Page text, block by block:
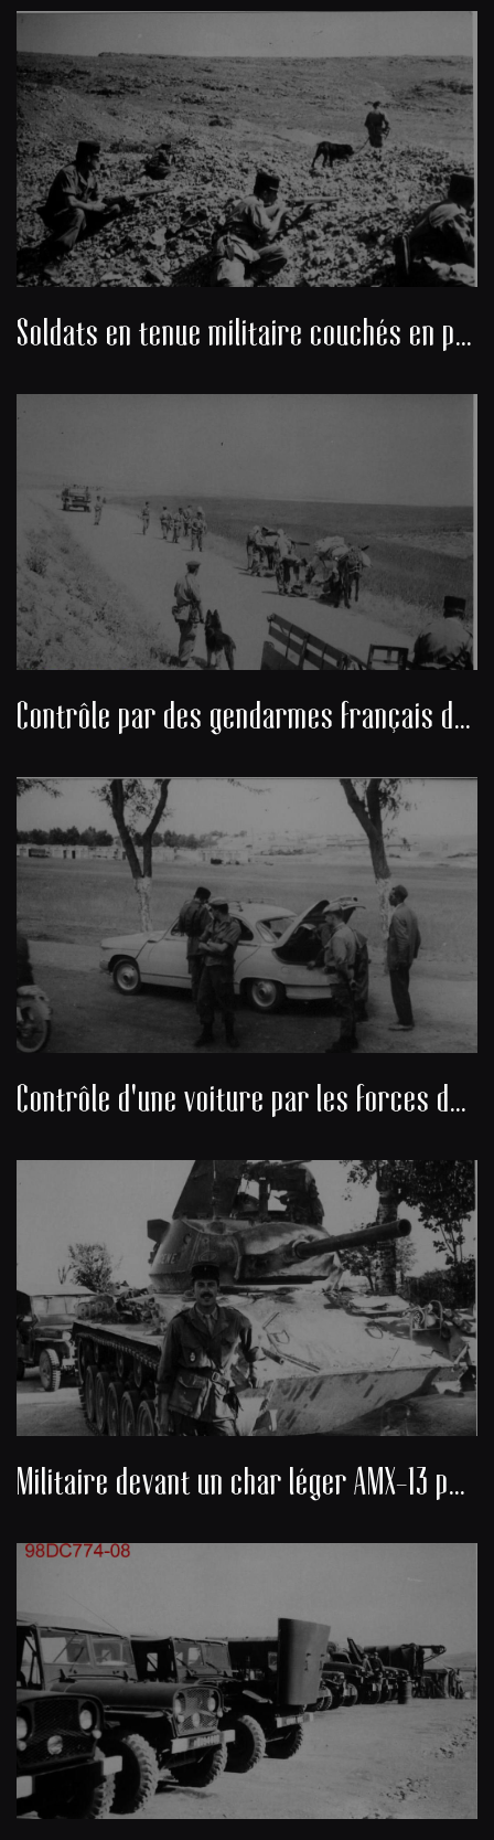
Soldats en tenue militaire couchés en position de tir dans le désert
Contrôle par des gendarmes français de marchandises transportées par des algériens
Contrôle d'une voiture par les forces de l’ordre sur une route d'Algérie
Militaire devant un char léger AMX-13 pendant la Guerre d'Algérie